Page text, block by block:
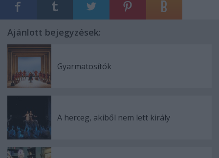
Ajánlott bejegyzések:
Gyarmatosítók
A herceg, akiből nem lett király